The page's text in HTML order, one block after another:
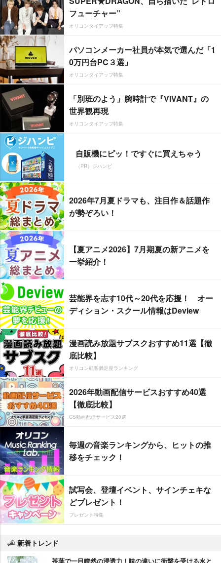
フューチャー”
オリコンタイアップ特集
パソコンメーカー社員が本気で選んだ「1
0万円台PC３選」
オリコンタイアップ特集
「別班のよう」腕時計で『VIVANT』の
世界観再現
オリコンタイアップ特集
自販機にピッ！ですぐに買えちゃう
（PR）ジハンピ
2026年7月夏ドラマも、注目作＆話題作
が勢ぞろい！
【夏アニメ2026】7月期夏の新アニメを
一挙紹介！
芸能界を志す10代～20代を応援！ オー
ディション・スクール情報はDeview
漫画読み放題サブスクおすすめ11選【徹
底比較】
オリコン顧客満足度ランキング
2026年動画配信サービスおすすめ40選
【徹底比較】
CS動画配信サービス20選
毎週の音楽ランキングから、ヒットの推
移をチェック！
試写会、登壇イベント、サインチェキな
どプレゼント！
プレゼント特集
新着トレンド
茶葉で一目瞭然の浸透力！味の違いに衝撃を受ける水と